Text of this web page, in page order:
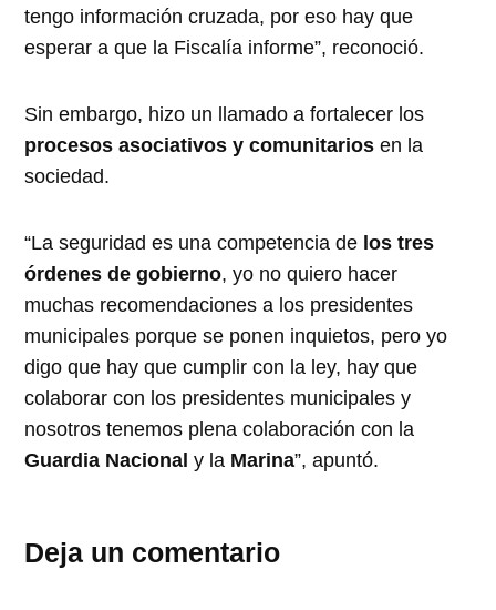
tengo información cruzada, por eso hay que
esperar a que la Fiscalía informe”, reconoció.
Sin embargo, hizo un llamado a fortalecer los
procesos asociativos y comunitarios en la
sociedad.
“La seguridad es una competencia de los tres
órdenes de gobierno, yo no quiero hacer
muchas recomendaciones a los presidentes
municipales porque se ponen inquietos, pero yo
digo que hay que cumplir con la ley, hay que
colaborar con los presidentes municipales y
nosotros tenemos plena colaboración con la
Guardia Nacional y la Marina”, apuntó.
Deja un comentario